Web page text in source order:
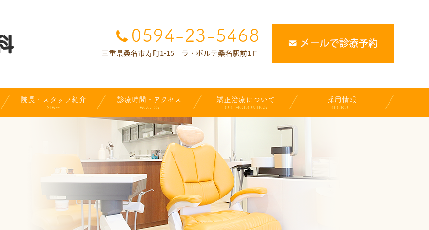
三重県桑名市寿町1-15 ラ・ポルテ桑名駅前1Ｆ
院長・スタッフ紹介
STAFF
診療時間・アクセス
ACCESS
矯正治療について
ORTHODONTICS
採用情報
RECRUIT